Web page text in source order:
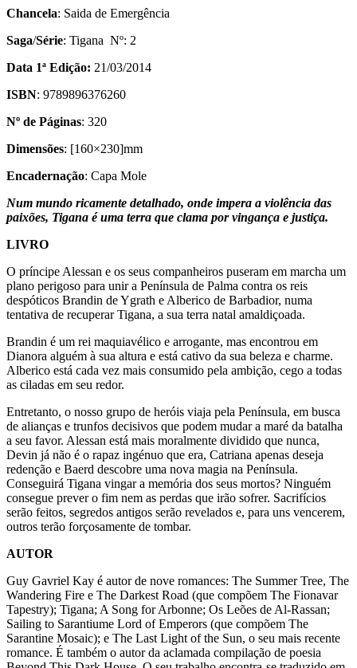
Chancela: Saida de Emergência
Saga/Série: Tigana Nº: 2
Data 1ª Edição: 21/03/2014
ISBN: 9789896376260
Nº de Páginas: 320
Dimensões: [160×230]mm
Encadernação: Capa Mole
Num mundo ricamente detalhado, onde impera a violência das
paixões, Tigana é uma terra que clama por vingança e justiça.
LIVRO
O príncipe Alessan e os seus companheiros puseram em marcha um
plano perigoso para unir a Península de Palma contra os reis
despóticos Brandin de Ygrath e Alberico de Barbadior, numa
tentativa de recuperar Tigana, a sua terra natal amaldiçoada.
Brandin é um rei maquiavélico e arrogante, mas encontrou em
Dianora alguém à sua altura e está cativo da sua beleza e charme.
Alberico está cada vez mais consumido pela ambição, cego a todas
as ciladas em seu redor.
Entretanto, o nosso grupo de heróis viaja pela Península, em busca
de alianças e trunfos decisivos que podem mudar a maré da batalha
a seu favor. Alessan está mais moralmente dividido que nunca,
Devin já não é o rapaz ingénuo que era, Catriana apenas deseja
redenção e Baerd descobre uma nova magia na Península.
Conseguirá Tigana vingar a memória dos seus mortos? Ninguém
consegue prever o fim nem as perdas que irão sofrer. Sacrifícios
serão feitos, segredos antigos serão revelados e, para uns vencerem,
outros terão forçosamente de tombar.
AUTOR
Guy Gavriel Kay é autor de nove romances: The Summer Tree, The
Wandering Fire e The Darkest Road (que compõem The Fionavar
Tapestry); Tigana; A Song for Arbonne; Os Leões de Al-Rassan;
Sailing to Sarantiume Lord of Emperors (que compõem The
Sarantine Mosaic); e The Last Light of the Sun, o seu mais recente
romance. É também o autor da aclamada compilação de poesia